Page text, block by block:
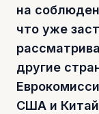
на
что уже
другие
США и Китай